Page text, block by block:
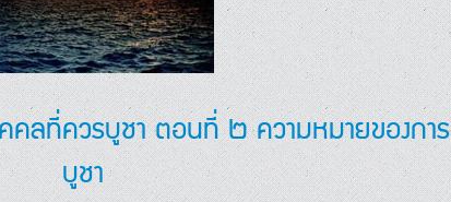
ลที่ควรบูชา ตอนที่ ๒ ความหมายของการ
บูชา